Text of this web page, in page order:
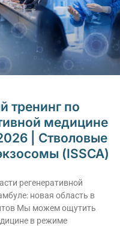
тренинг по
медицине
| Стволовые
(ISSCA)
регенеративной
новая область в
Мы можем ощутить
в режиме